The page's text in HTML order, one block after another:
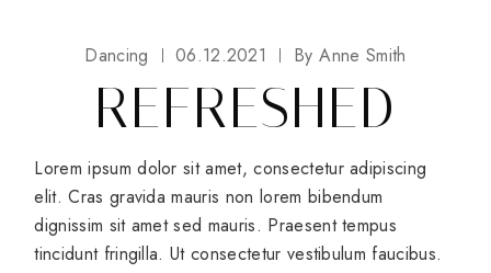
Dancing 06.12.2021 By Anne Smith
REFRESHED
Lorem ipsum dolor sit amet, consectetur adipiscing
elit. Cras gravida mauris non lorem bibendum
dignissim sit amet sed mauris. Praesent tempus
tincidunt fringilla. Ut consectetur vestibulum faucibus.